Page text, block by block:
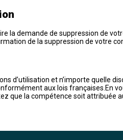
la demande de suppression de
de la suppression de votre
d’utilisation et n’importe quelle
aux lois françaises.En
que la compétence soit attribuée